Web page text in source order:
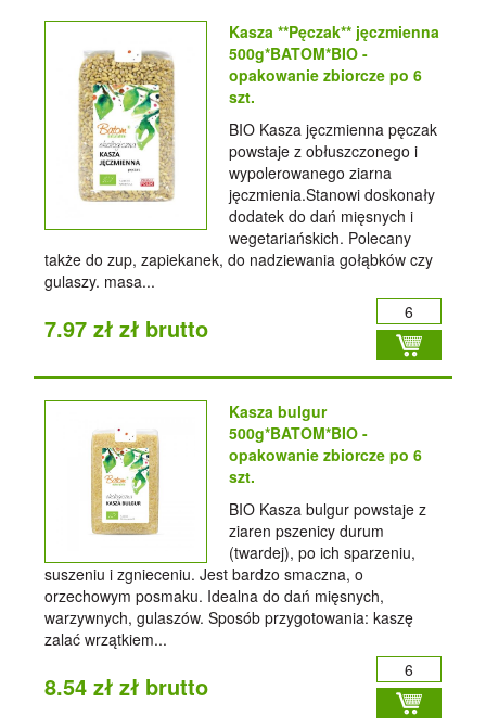
Kasza **Pęczak** jęczmienna
500g*BATOM*BIO -
opakowanie zbiorcze po 6
szt.
BIO Kasza jęczmienna pęczak
powstaje z obłuszczonego i
wypolerowanego ziarna
jęczmienia.Stanowi doskonały
dodatek do dań mięsnych i
wegetariańskich. Polecany
także do zup, zapiekanek, do nadziewania gołąbków czy
gulaszy. masa...
7.97 zł zł brutto
Kasza bulgur
500g*BATOM*BIO -
opakowanie zbiorcze po 6
szt.
BIO Kasza bulgur powstaje z
ziaren pszenicy durum
(twardej), po ich sparzeniu,
suszeniu i zgnieceniu. Jest bardzo smaczna, o
orzechowym posmaku. Idealna do dań mięsnych,
warzywnych, gulaszów. Sposób przygotowania: kaszę
zalać wrzątkiem...
8.54 zł zł brutto